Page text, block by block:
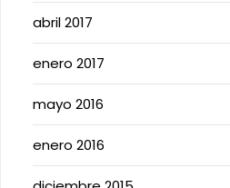
abril 2017
enero 2017
mayo 2016
enero 2016